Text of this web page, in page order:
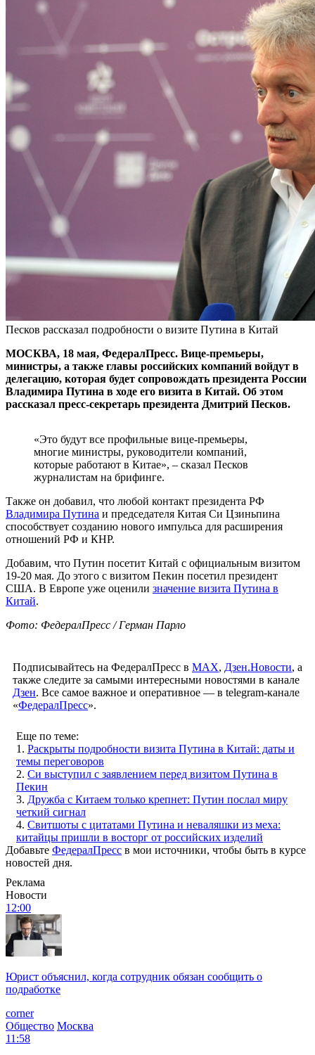
Песков рассказал подробности о визите Путина в Китай
МОСКВА, 18 мая, ФедералПресс. Вице-премьеры,
министры, а также главы российских компаний войдут в
делегацию, которая будет сопровождать президента России
Владимира Путина в ходе его визита в Китай. Об этом
рассказал пресс-секретарь президента Дмитрий Песков.
«Это будут все профильные вице-премьеры,
многие министры, руководители компаний,
которые работают в Китае», – сказал Песков
журналистам на брифинге.
Также он добавил, что любой контакт президента РФ
Владимира Путина и председателя Китая Си Цзиньпина
способствует созданию нового импульса для расширения
отношений РФ и КНР.
Добавим, что Путин посетит Китай с официальным визитом
19-20 мая. До этого с визитом Пекин посетил президент
США. В Европе уже оценили значение визита Путина в
Китай.
Фото: ФедералПресс / Герман Парло
Подписывайтесь на ФедералПресс в МАХ, Дзен.Новости, а
также следите за самыми интересными новостями в канале
Дзен. Все самое важное и оперативное — в telegram-канале
«ФедералПресс».
Еще по теме:
1. Раскрыты подробности визита Путина в Китай: даты и
темы переговоров
2. Си выступил с заявлением перед визитом Путина в
Пекин
3. Дружба с Китаем только крепнет: Путин послал миру
четкий сигнал
4. Свитшоты с цитатами Путина и неваляшки из меха:
китайцы пришли в восторг от российских изделий
Добавьте ФедералПресс в мои источники, чтобы быть в курсе
новостей дня.
Реклама
Новости
12:00
Юрист объяснил, когда сотрудник обязан сообщить о
подработке
corner
Общество Москва
11:58